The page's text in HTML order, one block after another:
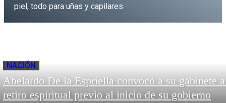
piel, todo para uñas y capilares
NACIÓN
Abelardo De la Espriella convocó a su gabinete
retiro espiritual previo al inicio de su gobierno